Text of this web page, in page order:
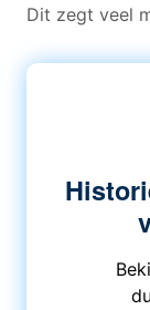
Dit zegt veel